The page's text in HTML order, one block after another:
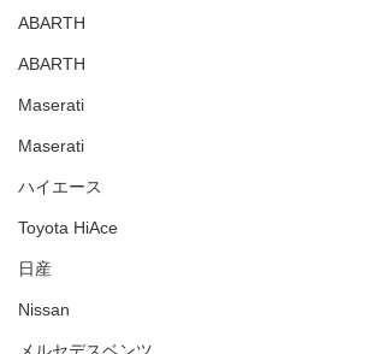
ABARTH
ABARTH
Maserati
Maserati
ハイエース
Toyota HiAce
日産
Nissan